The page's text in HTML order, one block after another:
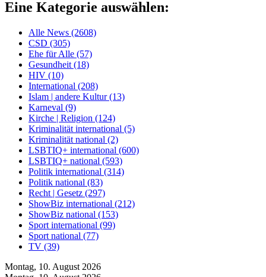
Eine Kategorie auswählen:
Alle News (2608)
CSD (305)
Ehe für Alle (57)
Gesundheit (18)
HIV (10)
International (208)
Islam | andere Kultur (13)
Karneval (9)
Kirche | Religion (124)
Kriminalität international (5)
Kriminalität national (2)
LSBTIQ+ international (600)
LSBTIQ+ national (593)
Politik international (314)
Politik national (83)
Recht | Gesetz (297)
ShowBiz international (212)
ShowBiz national (153)
Sport international (99)
Sport national (77)
TV (39)
Montag, 10. August 2026